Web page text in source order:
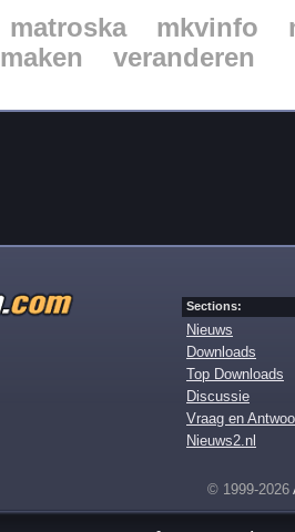
matroska mkvinfo
maken veranderen
Sections:
Nieuws
Downloads
Top Downloads
Discussie
Vraag en
Nieuws2.nl
© 1999-2026